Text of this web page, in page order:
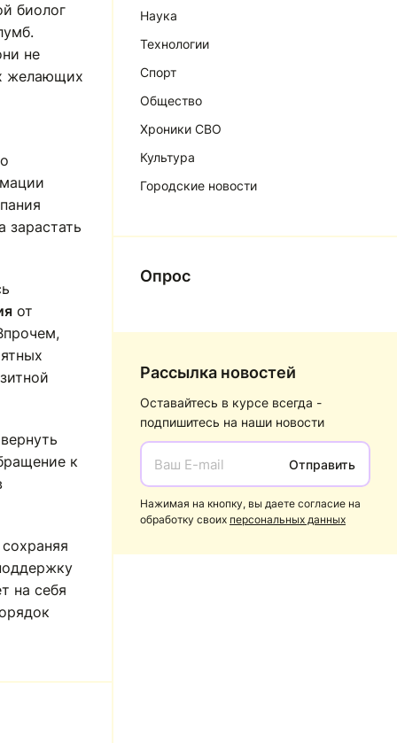
биолог
не
желающих
зарастать
от
к
на себя
Наука
Технологии
Спорт
Общество
Хроники СВО
Культура
Городские новости
Опрос
Рассылка новостей
Оставайтесь в курсе всегда -
подпишитесь на наши новости
Отправить
Нажимая на кнопку, вы даете согласие на
обработку своих персональных данных